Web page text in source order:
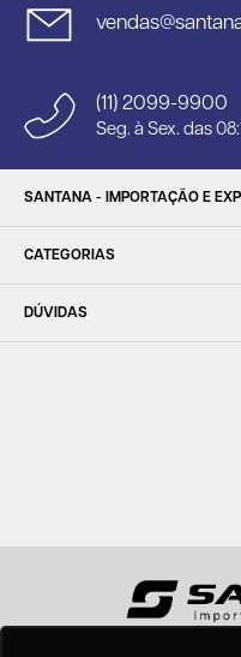
(11) 2099-9900
Seg. à Sex. das
SANTANA - IMPORTAÇÃO E
CATEGORIAS
DÚVIDAS